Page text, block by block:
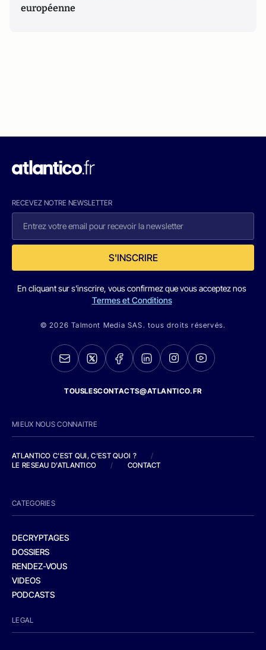
européenne
RECEVEZ NOTRE NEWSLETTER
S'INSCRIRE
En cliquant sur s'inscrire, vous confirmez que vous acceptez nos
Termes et Conditions
© 2026 Talmont Media SAS. tous droits réservés.
TOUSLESCONTACTS@ATLANTICO.FR
MIEUX NOUS CONNAITRE
ATLANTICO C'EST QUI, C'EST QUOI ?
/
LE RESEAU D'ATLANTICO
/ CONTACT
CATEGORIES
DECRYPTAGES
DOSSIERS
RENDEZ-VOUS
VIDEOS
PODCASTS
LEGAL